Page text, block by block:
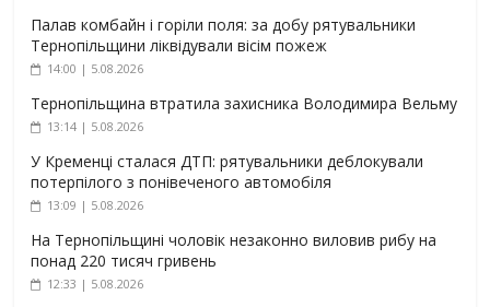
Палав комбайн і горіли поля: за добу рятувальники
Тернопільщини ліквідували вісім пожеж
14:00 | 5.08.2026
Тернопільщина втратила захисника Володимира Вельму
13:14 | 5.08.2026
У Кременці сталася ДТП: рятувальники деблокували
потерпілого з понівеченого автомобіля
13:09 | 5.08.2026
На Тернопільщині чоловік незаконно виловив рибу на
понад 220 тисяч гривень
12:33 | 5.08.2026